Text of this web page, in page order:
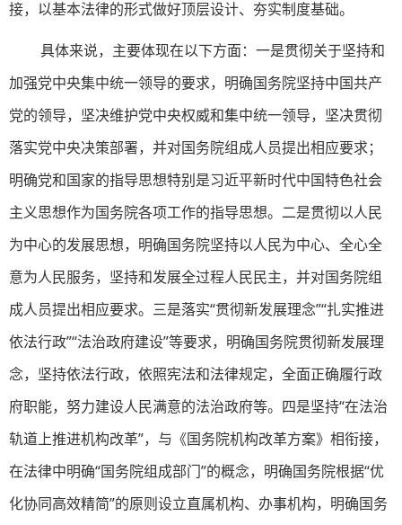
接，以基本法律的形式做好顶层设计、夯实制度基础。
具体来说，主要体现在以下方面：一是贯彻关于坚持和
加强党中央集中统一领导的要求，明确国务院坚持中国共产
党的领导，坚决维护党中央权威和集中统一领导，坚决贯彻
落实党中央决策部署，并对国务院组成人员提出相应要求；
明确党和国家的指导思想特别是习近平新时代中国特色社会
主义思想作为国务院各项工作的指导思想。二是贯彻以人民
为中心的发展思想，明确国务院坚持以人民为中心、全心全
意为人民服务，坚持和发展全过程人民民主，并对国务院组
成人员提出相应要求。三是落实“贯彻新发展理念”“扎实推进
依法行政”“法治政府建设”等要求，明确国务院贯彻新发展理
念，坚持依法行政，依照宪法和法律规定，全面正确履行政
府职能，努力建设人民满意的法治政府等。四是坚持“在法治
轨道上推进机构改革”，与《国务院机构改革方案》相衔接，
在法律中明确“国务院组成部门”的概念，明确国务院根据“优
化协同高效精简”的原则设立直属机构、办事机构，明确国务